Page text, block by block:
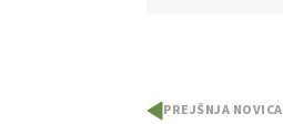
PREJŠNJA NOVICA